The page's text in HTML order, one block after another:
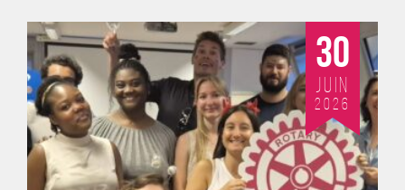
30
Juin
2026